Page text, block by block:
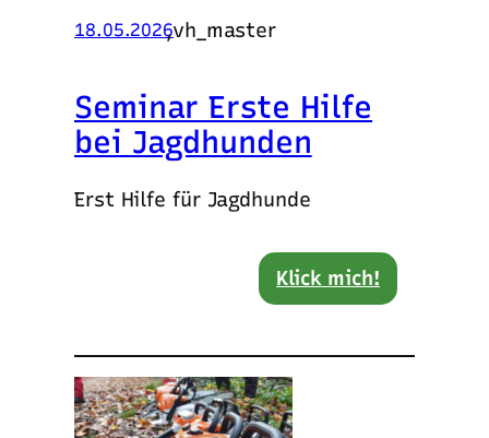
18.05.2026
,vh_master
Seminar Erste Hilfe
bei Jagdhunden
Erst Hilfe für Jagdhunde
Klick mich!